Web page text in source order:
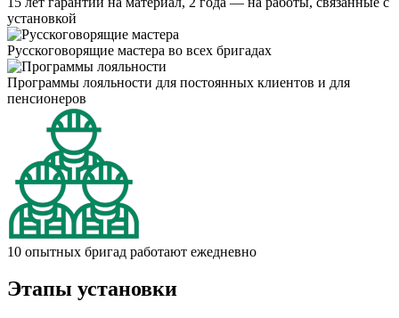
установкой
Русскоговорящие мастера во всех бригадах
Программы лояльности для постоянных клиентов и для
пенсионеров
10 опытных бригад работают ежедневно
Этапы установки